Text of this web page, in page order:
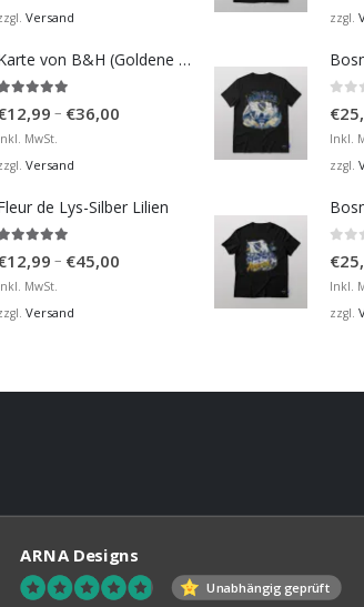
Versand
Karte von B&H (Goldene Karte)
12,99 – €36,00
MwSt.
Versand
de Lys-Silber Lilien
12,99 – €45,00
MwSt.
Versand
zzgl.
€
Inkl.
zzgl.
€
Inkl.
zzgl.
ARNA Designs
Unabhängig geprüft